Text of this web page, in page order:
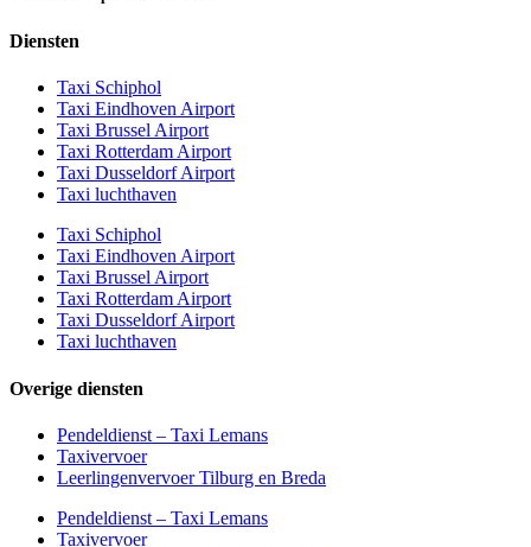
Diensten
Taxi Schiphol
Taxi Eindhoven Airport
Taxi Brussel Airport
Taxi Rotterdam Airport
Taxi Dusseldorf Airport
Taxi luchthaven
Taxi Schiphol
Taxi Eindhoven Airport
Taxi Brussel Airport
Taxi Rotterdam Airport
Taxi Dusseldorf Airport
Taxi luchthaven
Overige diensten
Pendeldienst – Taxi Lemans
Taxivervoer
Leerlingenvervoer Tilburg en Breda
Pendeldienst – Taxi Lemans
Taxivervoer